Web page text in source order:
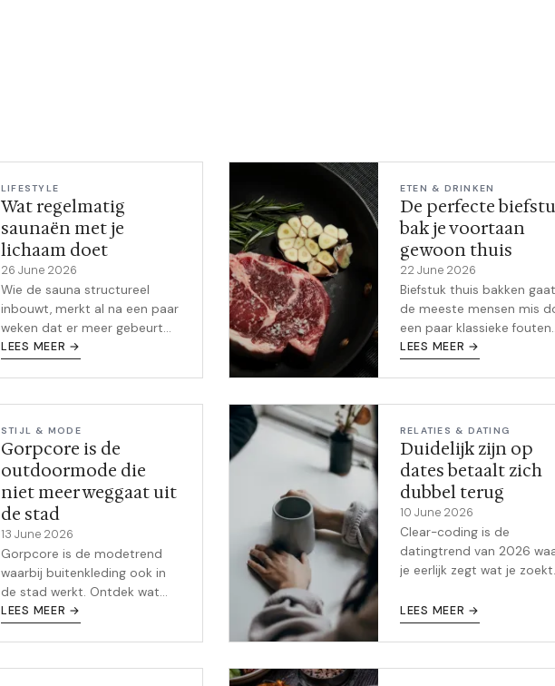
LIFESTYLE
Wat regelmatig
saunaën met je
lichaam doet
26 June 2026
Wie de sauna structureel
inbouwt, merkt al na een paar
weken dat er meer gebeurt
dan ontspanning alleen. Dit
LEES MEER →
ETEN & DRINKEN
De perfecte
bak je voortaan
gewoon thuis
22 June 2026
Biefstuk thuis bakken
de meeste mensen mis
een paar klassieke fouten.
Met de juiste pan, basting-
voortaan een biefstuk die
LEES MEER →
STIJL & MODE
Gorpcore is de
outdoormode die
niet meer weggaat uit
de stad
13 June 2026
Gorpcore is de modetrend
waarbij buitenkleding ook in
de stad werkt. Ontdek wat
gorpcore is, welke merken de
wandelaar te lijken.
LEES MEER →
RELATIES & DATING
Duidelijk zijn op
dates betaalt zich
dubbel terug
10 June 2026
Clear-coding is de
datingtrend van 2026
je eerlijk zegt wat je zoekt.
meer dan de helft van de
mannen op zoek is naar
serieuze relatie, maar dat
vrouwen dat niet weten.
LEES MEER →